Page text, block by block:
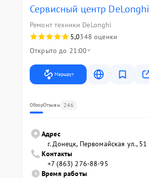
Сервисный центр DeLonghi
Ремонт техники DeLonghi
5,0348 оценки
Открыто до 21:00
Маршрут
ОбзорОтзывы 246
Адрес
г. Донецк, Первомайская ул., 51
Контакты
+7 (863) 276-88-95
Время работы